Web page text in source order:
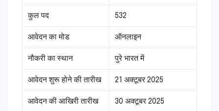
कुल पद 532
आवेदन का मोड ऑनलाइन
नौकरी का स्थान पुरे भारत में
आवेदन शुरू होने की तारीख 21 अक्टूबर 2025
आवेदन की आखिरी तारीख 30 अक्टूबर 2025